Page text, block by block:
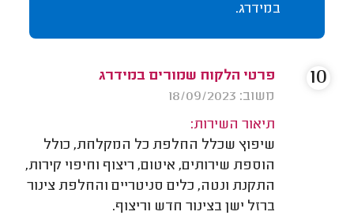
במידרג.
פרטי הלקוח שמורים במידרג
משוב: 18/09/2023
תיאור השירות:
שיפוץ שכלל החלפת כל המקלחת, כולל
הוספת שירותים, איטום, ריצוף וחיפוי קירות,
התקנת ונטה, כלים סניטריים והחלפת צינור
ברזל ישן בצינור חדש וריצוף.
10